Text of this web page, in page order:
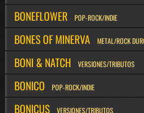
BONEFLOWER POP-ROCK/INDIE
BONES OF MINERVA METAL/ROCK
BONI & NATCH VERSIONES/TRIBUTOS
BONICO POP-ROCK/INDIE
BONICUS VERSIONES/TRIBUTOS